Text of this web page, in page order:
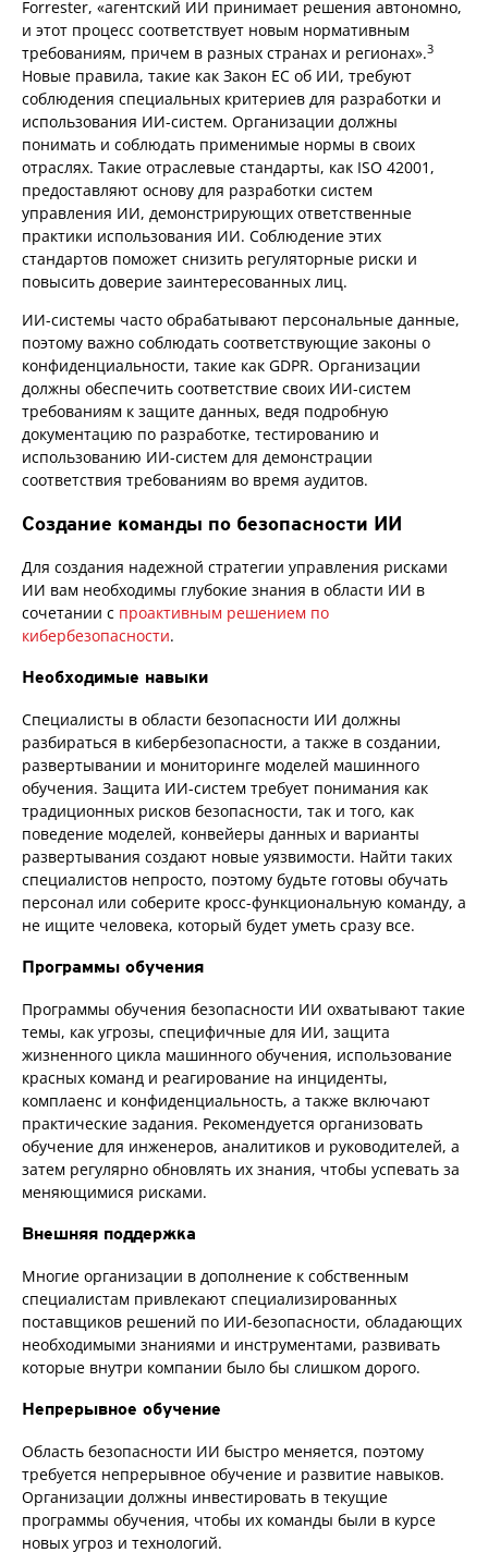
Forrester, «агентский ИИ принимает решения автономно,
и этот процесс соответствует новым нормативным
требованиям, причем в разных странах и регионах».3
Новые правила, такие как Закон ЕС об ИИ, требуют
соблюдения специальных критериев для разработки и
использования ИИ-систем. Организации должны
понимать и соблюдать применимые нормы в своих
отраслях. Такие отраслевые стандарты, как ISO 42001,
предоставляют основу для разработки систем
управления ИИ, демонстрирующих ответственные
практики использования ИИ. Соблюдение этих
стандартов поможет снизить регуляторные риски и
повысить доверие заинтересованных лиц.
ИИ-системы часто обрабатывают персональные данные,
поэтому важно соблюдать соответствующие законы о
конфиденциальности, такие как GDPR. Организации
должны обеспечить соответствие своих ИИ-систем
требованиям к защите данных, ведя подробную
документацию по разработке, тестированию и
использованию ИИ-систем для демонстрации
соответствия требованиям во время аудитов.
Создание команды по безопасности ИИ
Для создания надежной стратегии управления рисками
ИИ вам необходимы глубокие знания в области ИИ в
сочетании с проактивным решением по
кибербезопасности.
Необходимые навыки
Специалисты в области безопасности ИИ должны
разбираться в кибербезопасности, а также в создании,
развертывании и мониторинге моделей машинного
обучения. Защита ИИ-систем требует понимания как
традиционных рисков безопасности, так и того, как
поведение моделей, конвейеры данных и варианты
развертывания создают новые уязвимости. Найти таких
специалистов непросто, поэтому будьте готовы обучать
персонал или соберите кросс-функциональную команду, а
не ищите человека, который будет уметь сразу все.
Программы обучения
Программы обучения безопасности ИИ охватывают такие
темы, как угрозы, специфичные для ИИ, защита
жизненного цикла машинного обучения, использование
красных команд и реагирование на инциденты,
комплаенс и конфиденциальность, а также включают
практические задания. Рекомендуется организовать
обучение для инженеров, аналитиков и руководителей, а
затем регулярно обновлять их знания, чтобы успевать за
меняющимися рисками.
Внешняя поддержка
Многие организации в дополнение к собственным
специалистам привлекают специализированных
поставщиков решений по ИИ-безопасности, обладающих
необходимыми знаниями и инструментами, развивать
которые внутри компании было бы слишком дорого.
Непрерывное обучение
Область безопасности ИИ быстро меняется, поэтому
требуется непрерывное обучение и развитие навыков.
Организации должны инвестировать в текущие
программы обучения, чтобы их команды были в курсе
новых угроз и технологий.